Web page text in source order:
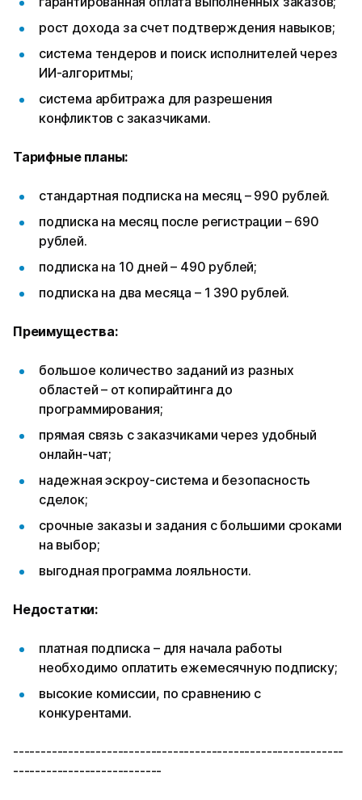
рост дохода за счет подтверждения навыков;
система тендеров и поиск исполнителей через
ИИ-алгоритмы;
система арбитража для разрешения
конфликтов с заказчиками.
Тарифные планы:
стандартная подписка на месяц – 990 рублей.
подписка на месяц после регистрации – 690
рублей.
подписка на 10 дней – 490 рублей;
подписка на два месяца – 1 390 рублей.
Преимущества:
большое количество заданий из разных
областей – от копирайтинга до
программирования;
прямая связь с заказчиками через удобный
онлайн-чат;
надежная эскроу-система и безопасность
сделок;
срочные заказы и задания с большими сроками
на выбор;
выгодная программа лояльности.
Недостатки:
платная подписка – для начала работы
необходимо оплатить ежемесячную подписку;
высокие комиссии, по сравнению с
конкурентами.
------------------------------------------------------------
---------------------------